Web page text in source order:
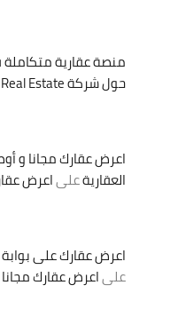
منصة عقارية
حول شركة Gate Masr Real Estate
اعرض عقارك مجانا و
العقاريةعلىاعرض
اعرض عقارك على بوابة
علىاعرض عقارك